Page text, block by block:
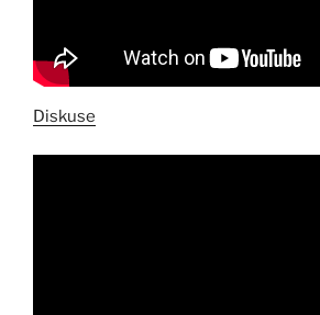
Diskuse